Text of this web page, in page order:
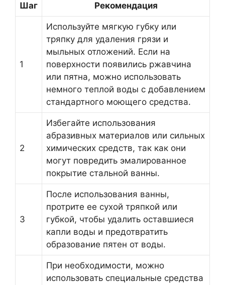
Шаг Рекомендация
1
Используйте мягкую губку или
тряпку для удаления грязи и
мыльных отложений. Если на
поверхности появились ржавчина
или пятна, можно использовать
немного теплой воды с добавлением
стандартного моющего средства.
2
Избегайте использования
абразивных материалов или сильных
химических средств, так как они
могут повредить эмалированное
покрытие стальной ванны.
3
После использования ванны,
протрите ее сухой тряпкой или
губкой, чтобы удалить оставшиеся
капли воды и предотвратить
образование пятен от воды.
При необходимости, можно
использовать специальные средства